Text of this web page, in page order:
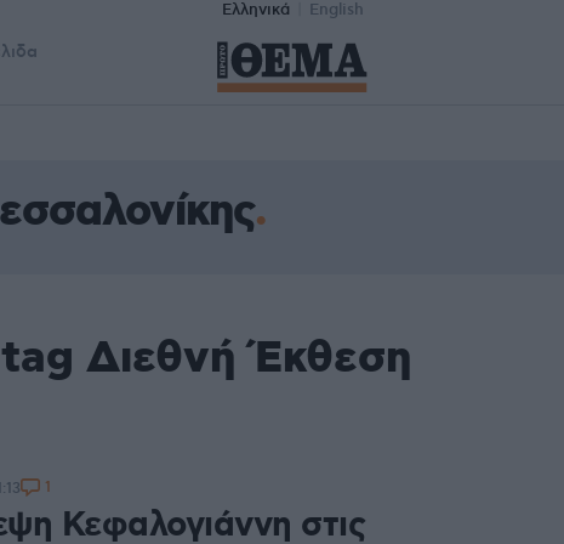
Ελληνικά English
Διεθνή Έκθεση
Κεφαλογιάννη στις
1